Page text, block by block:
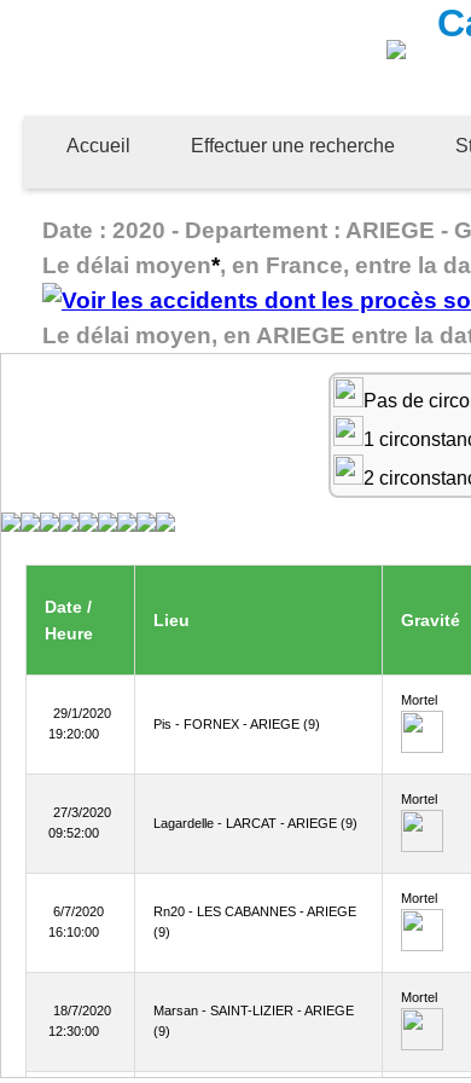
Accueil Effectuer une recherche
Date : 2020 - Departement : ARIEGE -
Le délai moyen*, en France, entre la
Le délai moyen, en ARIEGE entre la
Pas de
1
2
Date /
Heure
Lieu Gravité
29/1/2020
19:20:00
Pis - FORNEX - ARIEGE (9)
Mortel
27/3/2020
09:52:00
Lagardelle - LARCAT - ARIEGE (9)
Mortel
6/7/2020
16:10:00
Rn20 - LES CABANNES - ARIEGE
(9)
Mortel
18/7/2020
12:30:00
Marsan - SAINT-LIZIER - ARIEGE
(9)
Mortel